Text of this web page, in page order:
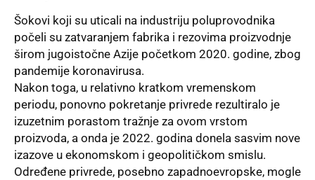
Šokovi koji su uticali na industriju poluprovodnika
počeli su zatvaranjem fabrika i rezovima proizvodnje
širom jugoistočne Azije početkom 2020. godine, zbog
pandemije koronavirusa.
Nakon toga, u relativno kratkom vremenskom
periodu, ponovno pokretanje privrede rezultiralo je
izuzetnim porastom tražnje za ovom vrstom
proizvoda, a onda je 2022. godina donela sasvim nove
izazove u ekonomskom i geopolitičkom smislu.
Određene privrede, posebno zapadnoevropske, mogle